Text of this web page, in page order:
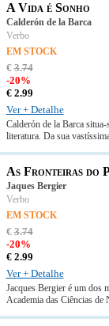
A Vida é Sonho
Calderón de la Barca
Verbo
EM STOCK
€3.74
-20%
€ 2.99
Ver + Detalhe
Calderón de la Barca
literatura. Da sua
As Fronteiras do
Jaques Bergier
Verbo
EM STOCK
€3.74
-20%
€ 2.99
Ver + Detalhe
Jacques Bergier é um dos
Academia das Ciências